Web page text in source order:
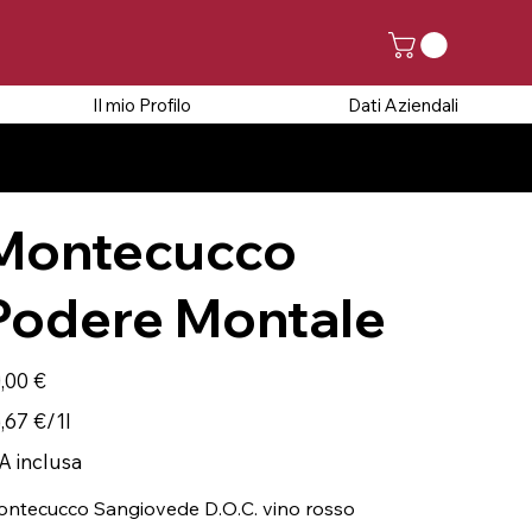
Il mio Profilo Dati Aziendali
Montale
€
€
€/1l
inclusa
Sangiovede D.O.C. vino rosso